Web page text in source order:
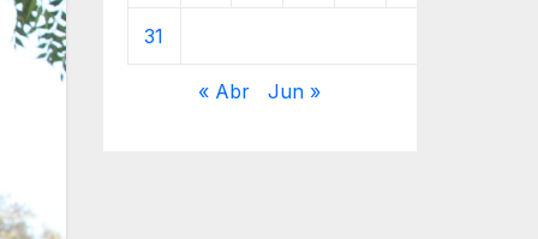
31
« Abr Jun »